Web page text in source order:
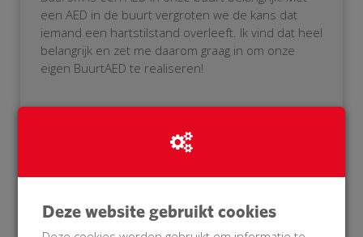
een AED in de buurt vergroten we de kans dat
iemand een hartstilstand overleeft. Ik vind dat heel
belangrijk en zet me daarom graag in om onze
eigen BuurtAED te realiseren!
geen probleem! De AED wordt namelijk aangemeld
bij het reanimatie-oproepsysteem. Als er iemand
in onze buurt een hartstilstand krijgt, dan zal onze
burgerhulpverlener die opgeroepen wordt. Een
Deze website gebruikt cookies